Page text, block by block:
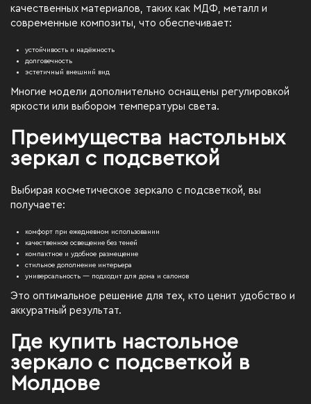
качественных материалов, таких как МДФ, металл и
современные композиты, что обеспечивает:
устойчивость и надёжность
долговечность
эстетичный внешний вид
Многие модели дополнительно оснащены регулировкой
яркости или выбором температуры света.
Преимущества настольных
зеркал с подсветкой
Выбирая косметическое зеркало с подсветкой, вы
получаете:
комфорт при ежедневном использовании
качественное освещение без теней
компактное и удобное размещение
стильное дополнение интерьера
универсальность — подходит для дома и салонов
Это оптимальное решение для тех, кто ценит удобство и
аккуратный результат.
Где купить настольное
зеркало с подсветкой в
Молдове